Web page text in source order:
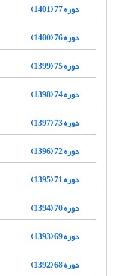
دوره 77 (1401)
دوره 76 (1400)
دوره 75 (1399)
دوره 74 (1398)
دوره 73 (1397)
دوره 72 (1396)
دوره 71 (1395)
دوره 70 (1394)
دوره 69 (1393)
دوره 68 (1392)